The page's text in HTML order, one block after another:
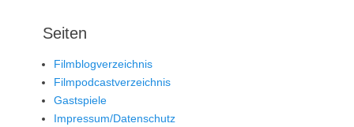
Seiten
Filmblogverzeichnis
Filmpodcastverzeichnis
Gastspiele
Impressum/Datenschutz